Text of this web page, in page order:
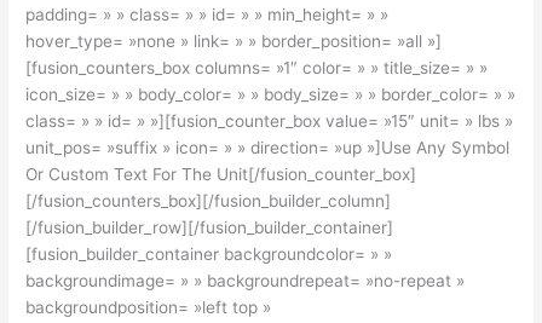
padding= » » class= » » id= » » min_height= » »
hover_type= »none » link= » » border_position= »all »]
[fusion_counters_box columns= »1″ color= » » title_size= » »
icon_size= » » body_color= » » body_size= » » border_color= » »
class= » » id= » »][fusion_counter_box value= »15″ unit= » lbs »
unit_pos= »suffix » icon= » » direction= »up »]Use Any Symbol
Or Custom Text For The Unit[/fusion_counter_box]
[/fusion_counters_box][/fusion_builder_column]
[/fusion_builder_row][/fusion_builder_container]
[fusion_builder_container backgroundcolor= » »
backgroundimage= » » backgroundrepeat= »no-repeat »
backgroundposition= »left top »